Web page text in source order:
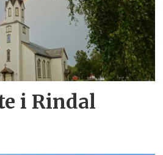
i Rindal